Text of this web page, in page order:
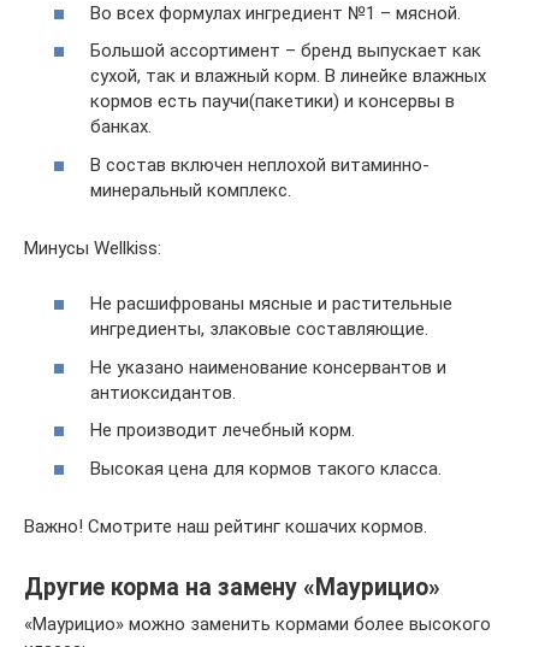
Во всех формулах ингредиент №1 – мясной.
Большой ассортимент – бренд выпускает как
сухой, так и влажный корм. В линейке влажных
кормов есть паучи(пакетики) и консервы в
банках.
В состав включен неплохой витаминно-
минеральный комплекс.
Минусы Wellkiss:
Не расшифрованы мясные и растительные
ингредиенты, злаковые составляющие.
Не указано наименование консервантов и
антиоксидантов.
Не производит лечебный корм.
Высокая цена для кормов такого класса.
Важно! Смотрите наш рейтинг кошачих кормов.
Другие корма на замену «Маурицио»
«Маурицио» можно заменить кормами более высокого